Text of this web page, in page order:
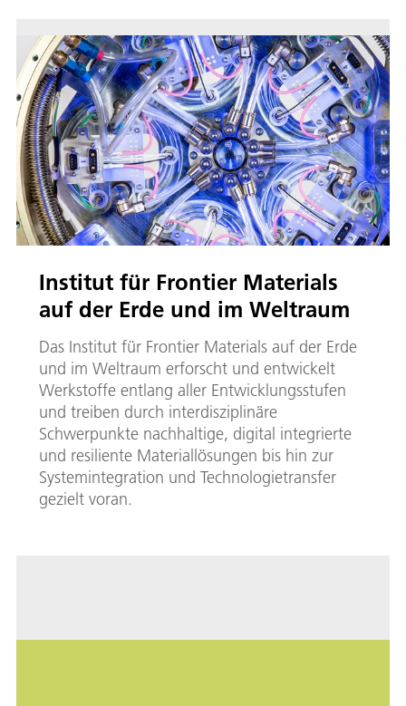
Institut für Frontier Materials
auf der Erde und im Weltraum
Das Institut für Frontier Materials auf der Erde
und im Weltraum erforscht und entwickelt
Werkstoffe entlang aller Entwicklungsstufen
und treiben durch interdisziplinäre
Schwerpunkte nachhaltige, digital integrierte
und resiliente Materiallösungen bis hin zur
Systemintegration und Technologietransfer
gezielt voran.